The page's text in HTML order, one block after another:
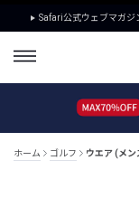
Safari公式ウェブマガジ
ホーム ゴルフ ウエア (メン